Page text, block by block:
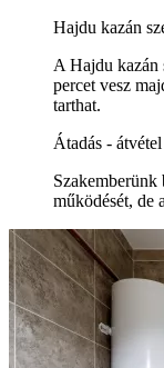
Hajdu kazán
A Hajdu kazán
percet vesz
tarthat.
Átadás - átvétel
Szakemberünk
működését, de